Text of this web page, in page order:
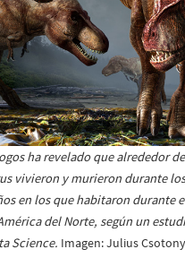
ha revelado que alrededor
vivieron y murieron durante
en los que habitaron durante
del Norte, según un
Science. Imagen: Julius